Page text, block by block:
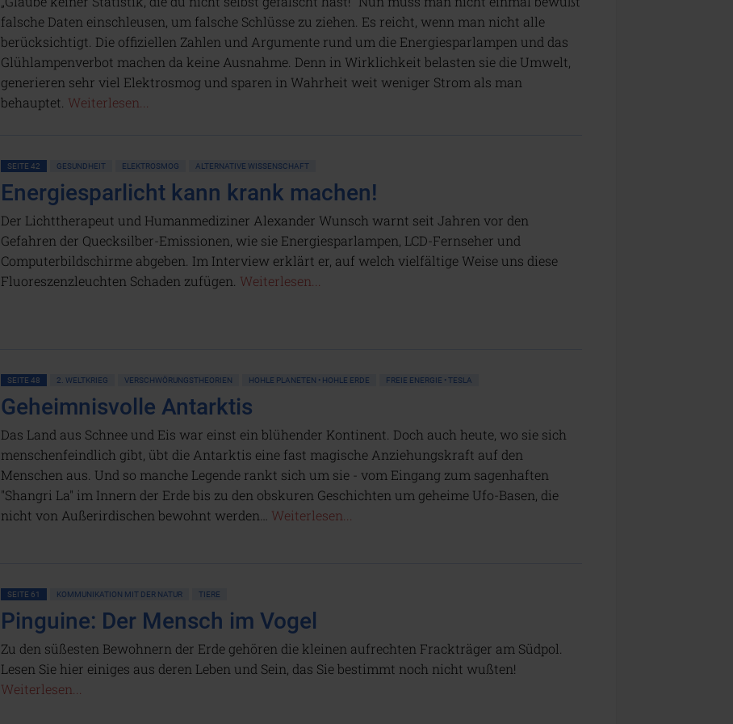
falsche Daten einschleusen, um falsche Schlüsse zu ziehen. Es reicht, wenn man nicht alle
berücksichtigt. Die offiziellen Zahlen und Argumente rund um die Energiesparlampen und das
Glühlampenverbot machen da keine Ausnahme. Denn in Wirklichkeit belasten sie die Umwelt,
generieren sehr viel Elektrosmog und sparen in Wahrheit weit weniger Strom als man
behauptet. Weiterlesen...
SEITE 42 GESUNDHEIT ELEKTROSMOG ALTERNATIVE WISSENSCHAFT
Energiesparlicht kann krank machen!
Der Lichttherapeut und Humanmediziner Alexander Wunsch warnt seit Jahren vor den
Gefahren der Quecksilber-Emissionen, wie sie Energiesparlampen, LCD-Fernseher und
Computerbildschirme abgeben. Im Interview erklärt er, auf welch vielfältige Weise uns diese
Fluoreszenzleuchten Schaden zufügen. Weiterlesen...
SEITE 48 2. WELTKRIEG VERSCHWÖRUNGSTHEORIEN HOHLE PLANETEN • HOHLE ERDE FREIE ENERGIE • TESLA
Geheimnisvolle Antarktis
Das Land aus Schnee und Eis war einst ein blühender Kontinent. Doch auch heute, wo sie sich
menschenfeindlich gibt, übt die Antarktis eine fast magische Anziehungskraft auf den
Menschen aus. Und so manche Legende rankt sich um sie - vom Eingang zum sagenhaften
"Shangri La" im Innern der Erde bis zu den obskuren Geschichten um geheime Ufo-Basen, die
nicht von Außerirdischen bewohnt werden… Weiterlesen...
SEITE 61 KOMMUNIKATION MIT DER NATUR TIERE
Pinguine: Der Mensch im Vogel
Zu den süßesten Bewohnern der Erde gehören die kleinen aufrechten Frackträger am Südpol.
Lesen Sie hier einiges aus deren Leben und Sein, das Sie bestimmt noch nicht wußten!
Weiterlesen...